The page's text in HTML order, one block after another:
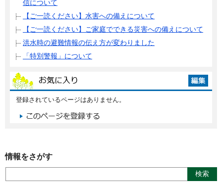
信について
【ご一読ください】水害への備えについて
【ご一読ください】ご家庭でできる災害への備えについて
洪水時の避難情報の伝え方が変わりました
「特別警報」について
登録されているページはありません。
情報をさがす